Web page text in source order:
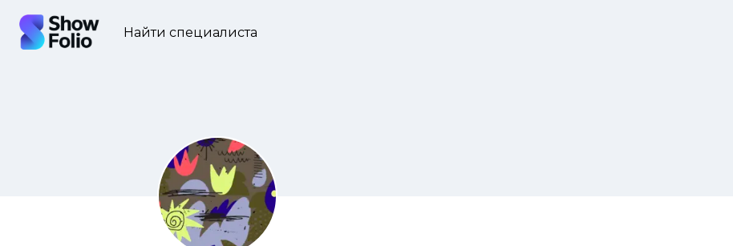
Найти специалиста